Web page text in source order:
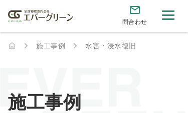
問合わせ
施工事例 水害・浸水復旧
施工事例